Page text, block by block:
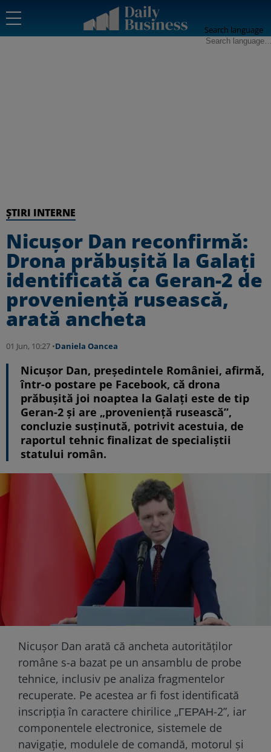
Search language
ȘTIRI INTERNE
Nicușor Dan reconfirmă:
Drona prăbușită la Galați
identificată ca Geran-2 de
proveniență rusească,
arată ancheta
01 Jun, 10:27 •Daniela Oancea
Nicușor Dan, președintele României, afirmă,
într-o postare pe Facebook, că drona
prăbușită joi noaptea la Galați este de tip
Geran-2 și are „proveniență rusească”,
concluzie susținută, potrivit acestuia, de
raportul tehnic finalizat de specialiștii
statului român.
Nicușor Dan arată că ancheta autorităților
române s-a bazat pe un ansamblu de probe
tehnice, inclusiv pe analiza fragmentelor
recuperate. Pe acestea ar fi fost identificată
inscripția în caractere chirilice „ГЕРАН-2”, iar
componentele electronice, sistemele de
navigație, modulele de comandă, motorul și